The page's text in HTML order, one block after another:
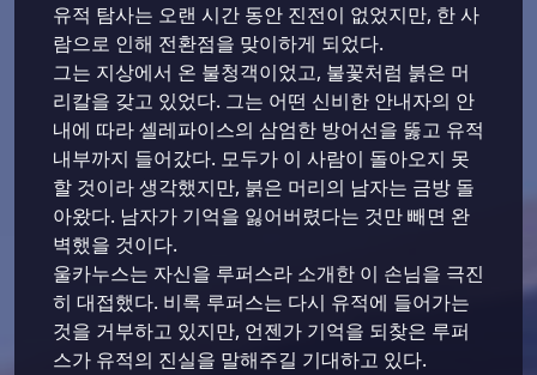
유적 탐사는 오랜 시간 동안 진전이 없었지만, 한 사
람으로 인해 전환점을 맞이하게 되었다.
그는 지상에서 온 불청객이었고, 불꽃처럼 붉은 머
리칼을 갖고 있었다. 그는 어떤 신비한 안내자의 안
내에 따라 셀레파이스의 삼엄한 방어선을 뚫고 유적
내부까지 들어갔다. 모두가 이 사람이 돌아오지 못
할 것이라 생각했지만, 붉은 머리의 남자는 금방 돌
아왔다. 남자가 기억을 잃어버렸다는 것만 빼면 완
벽했을 것이다.
울카누스는 자신을 루퍼스라 소개한 이 손님을 극진
히 대접했다. 비록 루퍼스는 다시 유적에 들어가는
것을 거부하고 있지만, 언젠가 기억을 되찾은 루퍼
스가 유적의 진실을 말해주길 기대하고 있다.